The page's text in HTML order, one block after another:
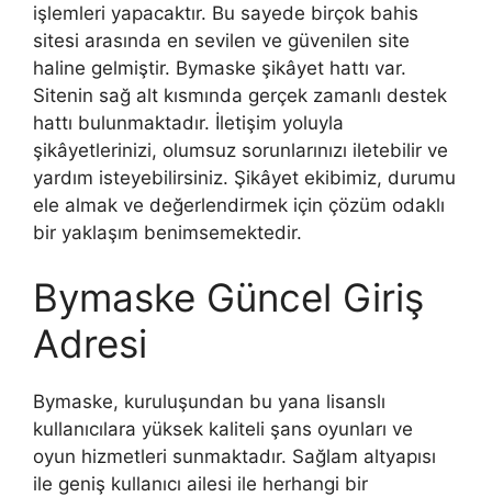
işlemleri yapacaktır. Bu sayede birçok bahis
sitesi arasında en sevilen ve güvenilen site
haline gelmiştir. Bymaske şikâyet hattı var.
Sitenin sağ alt kısmında gerçek zamanlı destek
hattı bulunmaktadır. İletişim yoluyla
şikâyetlerinizi, olumsuz sorunlarınızı iletebilir ve
yardım isteyebilirsiniz. Şikâyet ekibimiz, durumu
ele almak ve değerlendirmek için çözüm odaklı
bir yaklaşım benimsemektedir.
Bymaske Güncel Giriş
Adresi
Bymaske, kuruluşundan bu yana lisanslı
kullanıcılara yüksek kaliteli şans oyunları ve
oyun hizmetleri sunmaktadır. Sağlam altyapısı
ile geniş kullanıcı ailesi ile herhangi bir